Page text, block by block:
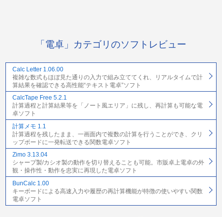
「電卓」カテゴリのソフトレビュー
Calc Letter 1.06.00
複雑な数式もほぼ見た通りの入力で組み立ててくれ、リアルタイムで計
算結果を確認できる高性能“テキスト電卓”ソフト
CalcTape Free 5.2.1
計算過程と計算結果等を「ノート風エリア」に残し、再計算も可能な電
卓ソフト
計算メモ 1.1
計算過程を残したまま、一画面内で複数の計算を行うことができ、クリ
ップボードに一発転送できる関数電卓ソフト
Zimo 3.13.04
シャープ製/カシオ製の動作を切り替えることも可能。市販卓上電卓の外
観・操作性・動作を忠実に再現した電卓ソフト
BunCalc 1.00
キーボードによる高速入力や履歴の再計算機能が特徴の使いやすい関数
電卓ソフト